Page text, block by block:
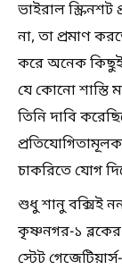
ভাইরাল
না, তা প্রমাণ
করে অনেক
যে কোনো শাস্তি
তিনি দাবি
প্রতিযোগিতামূলক
চাকরিতে যোগ
শুধু শানু বক্সিই
কৃষ্ণনগর-১
স্টেট